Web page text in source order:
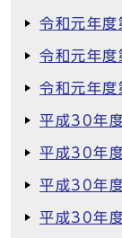
令和元年
令和元年
令和元年
平成30年
平成30年
平成30年
平成30年